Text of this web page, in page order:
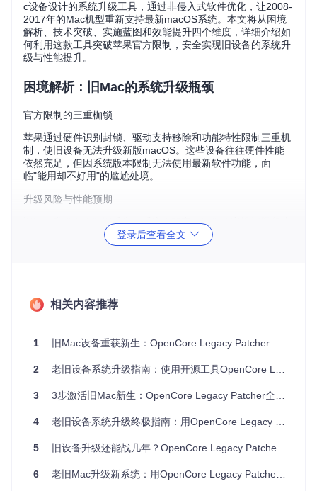
c设备设计的系统升级工具，通过非侵入式软件优化，让2008-
2017年的Mac机型重新支持最新macOS系统。本文将从困境
解析、技术突破、实施蓝图和效能提升四个维度，详细介绍如
何利用这款工具突破苹果官方限制，安全实现旧设备的系统升
级与性能提升。
困境解析：旧Mac的系统升级瓶颈
官方限制的三重枷锁
苹果通过硬件识别封锁、驱动支持移除和功能特性限制三重机
制，使旧设备无法升级新版macOS。这些设备往往硬件性能
依然充足，但因系统版本限制无法使用最新软件功能，面
临"能用却不好用"的尴尬处境。
升级风险与性能预期
旧Mac升级面临数据丢失、系统不稳定、硬件兼容性问题和功
能缺失等风险。其中数据丢失风险最高，但可通过备份完全规
避。不同年份机型升级后的性能提升幅度不同，2012-2015年
⚠️ 警告：系统升级前请务必备份所有重要数据。建议使用
Time Machine进行完整备份，或手动复制关键文件到外部
过定制版OpenCore引导程序绕过硬件检查，系统层修补则通
的升级方式既保留了系统的原生体验，又避免了硬件修改带来
模块化功能设计
登录后查看全文
相关内容推荐
1 旧Mac设备重获新生：OpenCore Legacy Patcher技术解析与实战指南
2 老旧设备系统升级指南：使用开源工具OpenCore Legacy Patcher焕发新生命
3 3步激活旧Mac新生：OpenCore Legacy Patcher全攻略
4 老旧设备系统升级终极指南：用OpenCore Legacy Patcher让旧Mac焕发新生
5 旧设备升级还能战几年？OpenCore Legacy Patcher让过时Mac重获新生
6 老旧Mac升级新系统：用OpenCore Legacy Patcher图形化工具让旧设备焕发新生